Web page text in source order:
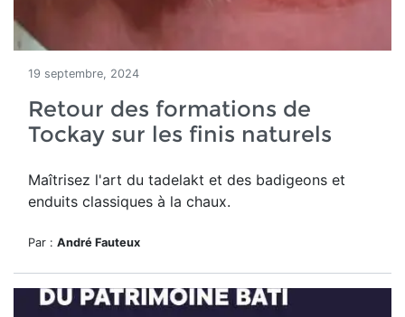
19 septembre, 2024
Retour des formations de
Tockay sur les finis naturels
Maîtrisez l'art du tadelakt et des badigeons et
enduits classiques à la chaux.
Par : André Fauteux